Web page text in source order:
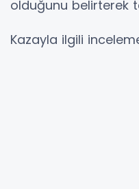
olduğunu belirterek
Kazayla ilgili